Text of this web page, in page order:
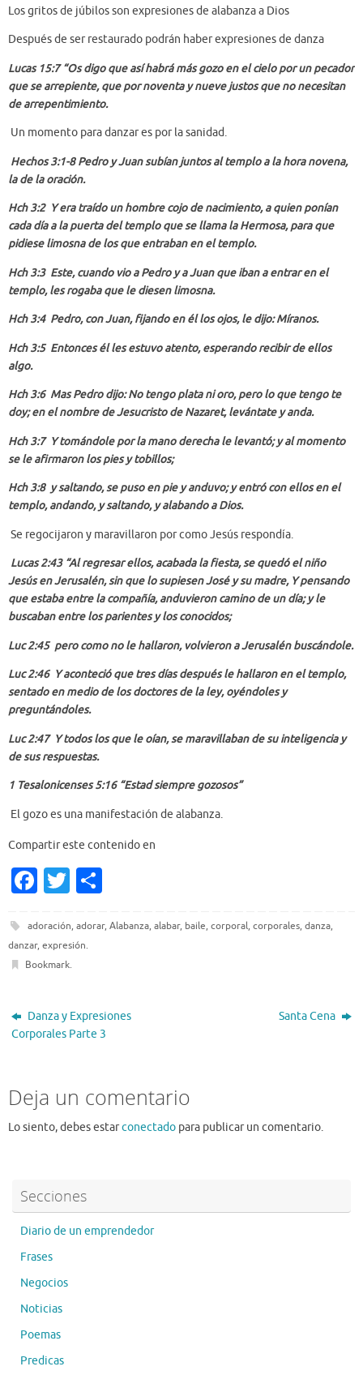
Los gritos de júbilos son expresiones de alabanza a Dios
Después de ser restaurado podrán haber expresiones de danza
Lucas 15:7 “Os digo que así habrá más gozo en el cielo por un pecador
que se arrepiente, que por noventa y nueve justos que no necesitan
de arrepentimiento.
Un momento para danzar es por la sanidad.
Hechos 3:1-8 Pedro y Juan subían juntos al templo a la hora novena,
la de la oración.
Hch 3:2 Y era traído un hombre cojo de nacimiento, a quien ponían
cada día a la puerta del templo que se llama la Hermosa, para que
pidiese limosna de los que entraban en el templo.
Hch 3:3 Este, cuando vio a Pedro y a Juan que iban a entrar en el
templo, les rogaba que le diesen limosna.
Hch 3:4 Pedro, con Juan, fijando en él los ojos, le dijo: Míranos.
Hch 3:5 Entonces él les estuvo atento, esperando recibir de ellos
algo.
Hch 3:6 Mas Pedro dijo: No tengo plata ni oro, pero lo que tengo te
doy; en el nombre de Jesucristo de Nazaret, levántate y anda.
Hch 3:7 Y tomándole por la mano derecha le levantó; y al momento
se le afirmaron los pies y tobillos;
Hch 3:8 y saltando, se puso en pie y anduvo; y entró con ellos en el
templo, andando, y saltando, y alabando a Dios.
Se regocijaron y maravillaron por como Jesús respondía.
Lucas 2:43 “Al regresar ellos, acabada la fiesta, se quedó el niño
Jesús en Jerusalén, sin que lo supiesen José y su madre, Y pensando
que estaba entre la compañía, anduvieron camino de un día; y le
buscaban entre los parientes y los conocidos;
Luc 2:45 pero como no le hallaron, volvieron a Jerusalén buscándole.
Luc 2:46 Y aconteció que tres días después le hallaron en el templo,
sentado en medio de los doctores de la ley, oyéndoles y
preguntándoles.
Luc 2:47 Y todos los que le oían, se maravillaban de su inteligencia y
de sus respuestas.
1 Tesalonicenses 5:16 “Estad siempre gozosos”
El gozo es una manifestación de alabanza.
Compartir este contenido en
Fa
e
b
o
k
T
it
te
ar
adoración, adorar, Alabanza, alabar, baile, corporal, corporales, danza,
danzar, expresión.
Bookmark.
Danza y Expresiones
Corporales Parte 3
Santa Cena
Deja un comentario
Lo siento, debes estarconectado para publicar un comentario.
Secciones
Diario de un emprendedor
Frases
Negocios
Noticias
Poemas
Predicas